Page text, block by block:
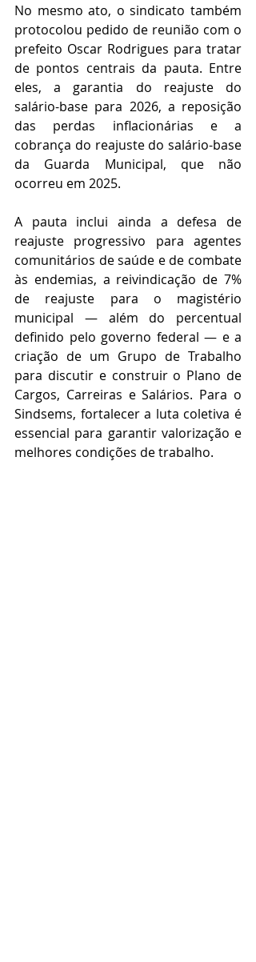
No mesmo ato, o sindicato também
protocolou pedido de reunião com o
prefeito Oscar Rodrigues para tratar
de pontos centrais da pauta. Entre
eles, a garantia do reajuste do
salário-base para 2026, a reposição
das perdas inflacionárias e a
cobrança do reajuste do salário-base
da Guarda Municipal, que não
ocorreu em 2025.
A pauta inclui ainda a defesa de
reajuste progressivo para agentes
comunitários de saúde e de combate
às endemias, a reivindicação de 7%
de reajuste para o magistério
municipal — além do percentual
definido pelo governo federal — e a
criação de um Grupo de Trabalho
para discutir e construir o Plano de
Cargos, Carreiras e Salários. Para o
Sindsems, fortalecer a luta coletiva é
essencial para garantir valorização e
melhores condições de trabalho.